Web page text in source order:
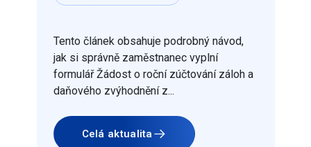
Tento článek obsahuje podrobný návod,
jak si správně zaměstnanec vyplní
formulář Žádost o roční zúčtování záloh a
daňového zvýhodnění z...
Celá aktualita